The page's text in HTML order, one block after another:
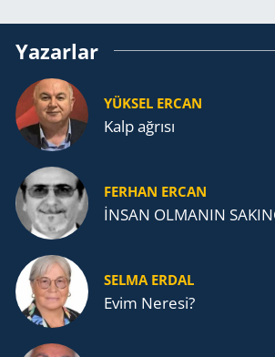
Yazarlar
YÜKSEL ERCAN
Kalp ağrısı
FERHAN ERCAN
İNSAN OLMANIN
SELMA ERDAL
Evim Neresi?